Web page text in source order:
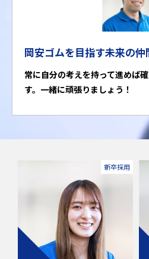
岡安ゴムを目指す未来の仲
常に自分の考えを持って進めば
す。一緒に頑張りましょう！
新卒採用